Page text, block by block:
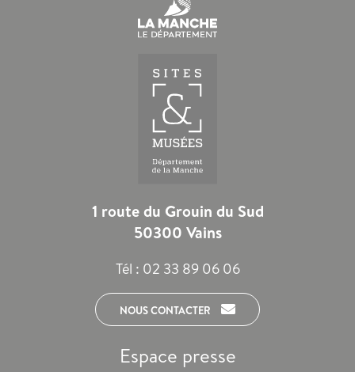
1 route du Grouin du Sud
50300 Vains
Tél : 02 33 89 06 06
NOUS CONTACTER
Espace presse